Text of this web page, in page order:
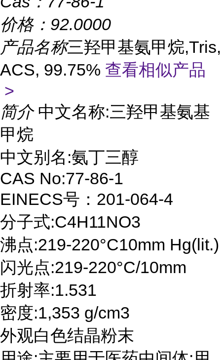
价格： 92.0000
产品名称三羟甲基氨甲烷,Tris,
ACS, 99.75% 查看相似产品
>
简介 中文名称:三羟甲基氨基
甲烷
中文别名:氨丁三醇
CAS No:77-86-1
EINECS号：201-064-4
分子式:C4H11NO3
沸点:219-220°C10mm Hg(lit.)
闪光点:219-220°C/10mm
折射率:1.531
密度:1,353 g/cm3
外观白色结晶粉末